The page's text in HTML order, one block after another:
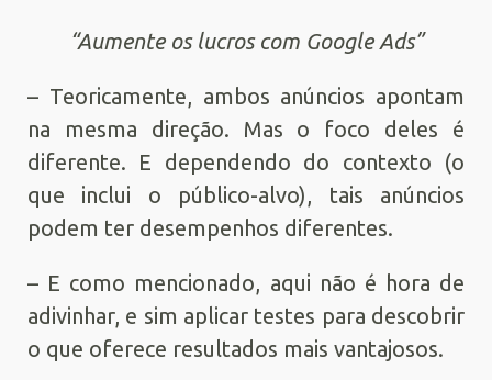
“Aumente os lucros com Google Ads”
– Teoricamente, ambos anúncios apontam
na mesma direção. Mas o foco deles é
diferente. E dependendo do contexto (o
que inclui o público-alvo), tais anúncios
podem ter desempenhos diferentes.
– E como mencionado, aqui não é hora de
adivinhar, e sim aplicar testes para descobrir
o que oferece resultados mais vantajosos.